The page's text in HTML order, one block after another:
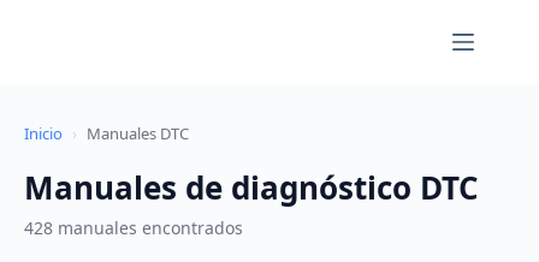
Inicio › Manuales DTC
Manuales de diagnóstico DTC
428 manuales encontrados